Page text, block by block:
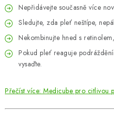
Nepřidávejte současně více
Sledujte, zda pleť neštípe,
Nekombinujte hned s
Pokud pleť reaguje
vysaďte.
Přečíst více: Medicube pro citlivou